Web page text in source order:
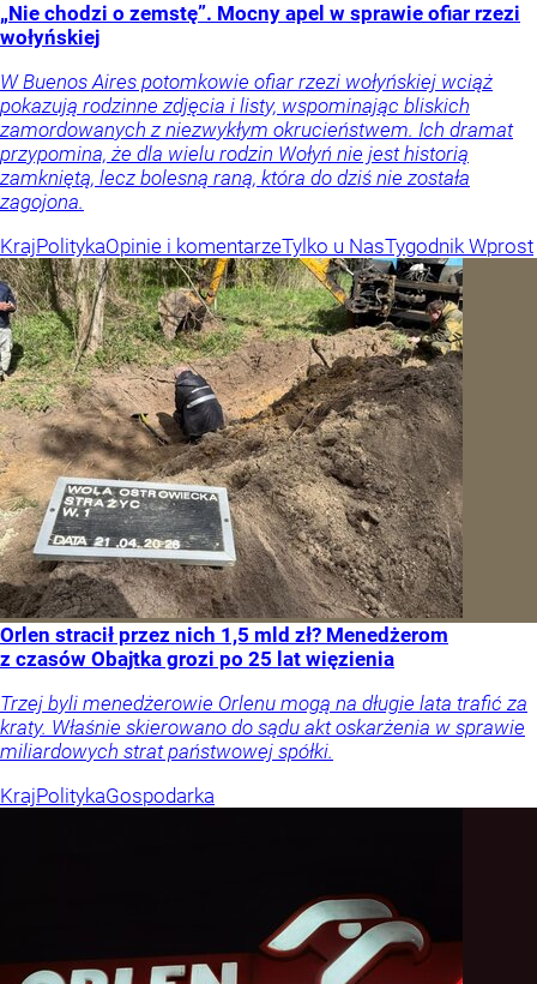
„Nie chodzi o zemstę”. Mocny apel w sprawie ofiar rzezi
wołyńskiej
W Buenos Aires potomkowie ofiar rzezi wołyńskiej wciąż
pokazują rodzinne zdjęcia i listy, wspominając bliskich
zamordowanych z niezwykłym okrucieństwem. Ich dramat
przypomina, że dla wielu rodzin Wołyń nie jest historią
zamkniętą, lecz bolesną raną, która do dziś nie została
zagojona.
KrajPolitykaOpinie i komentarzeTylko u NasTygodnik Wprost
Orlen stracił przez nich 1,5 mld zł? Menedżerom
z czasów Obajtka grozi po 25 lat więzienia
Trzej byli menedżerowie Orlenu mogą na długie lata trafić za
kraty. Właśnie skierowano do sądu akt oskarżenia w sprawie
miliardowych strat państwowej spółki.
KrajPolitykaGospodarka